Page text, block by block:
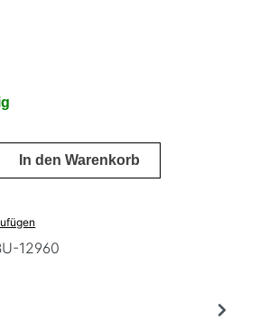
Gib den gewünschten
In den Warenkorb
12960